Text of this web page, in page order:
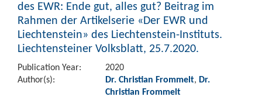
des EWR: Ende gut, alles gut? Beitrag im
Rahmen der Artikelserie «Der EWR und
Liechtenstein» des Liechtenstein-Instituts.
Liechtensteiner Volksblatt, 25.7.2020.
Publication Year:
2020
Author(s):
Dr. Christian Frommelt, Dr.
Christian Frommelt